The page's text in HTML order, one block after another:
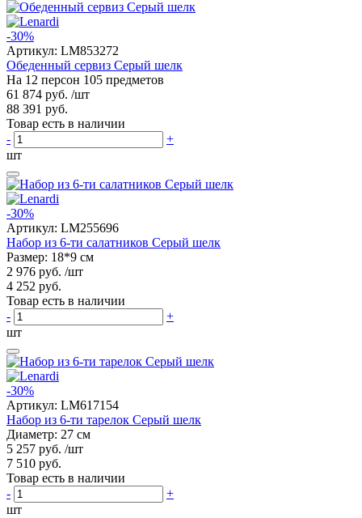
-30%
Артикул: LM853272
Обеденный сервиз Серый шелк
На 12 персон 105 предметов
61 874 руб. /шт
88 391 руб.
Товар есть в наличии
-
+
шт
-30%
Артикул: LM255696
Набор из 6-ти салатников Серый шелк
Размер: 18*9 см
2 976 руб. /шт
4 252 руб.
Товар есть в наличии
-
+
шт
-30%
Артикул: LM617154
Набор из 6-ти тарелок Серый шелк
Диаметр: 27 см
5 257 руб. /шт
7 510 руб.
Товар есть в наличии
-
+
шт